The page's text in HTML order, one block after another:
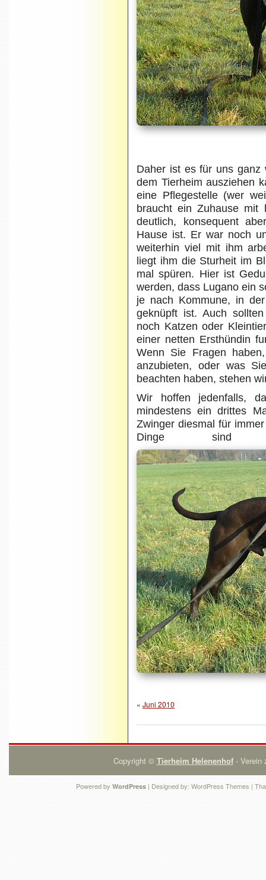
Daher ist es für uns ganz
dem Tierheim ausziehen
eine Pflegestelle (wer
braucht ein Zuhause mit
deutlich, konsequent
Hause ist. Er war noch
weiterhin viel mit ihm
liegt ihm die Sturheit im
mal spüren. Hier ist
werden, dass Lugano ein
je nach Kommune, in
geknüpft ist. Auch
noch Katzen oder
einer netten Ersthündin
Wenn Sie Fragen
anzubieten, oder was
beachten haben, stehen
Wir hoffen jedenfalls,
mindestens ein drittes
Zwinger diesmal für
Dinge sind
« Juni 2010
Copyright © Tierheim Helenenhof- Verein
Powered by WordPress | Designed by: WordPress Themes |